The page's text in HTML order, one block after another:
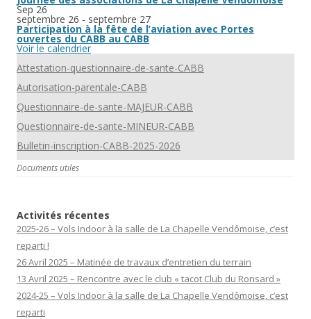
Sep26
septembre 26 - septembre 27
Participation à la fête de l’aviation avec Portes
ouvertes du CABB au CABB
Voir le calendrier
Attestation-questionnaire-de-sante-CABB
Autorisation-parentale-CABB
Questionnaire-de-sante-MAJEUR-CABB
Questionnaire-de-sante-MINEUR-CABB
Bulletin-inscription-CABB-2025-2026
Documents utiles
Activités récentes
2025-26 – Vols Indoor à la salle de La Chapelle Vendômoise, c’est
reparti !
26 Avril 2025 – Matinée de travaux d’entretien du terrain
13 Avril 2025 – Rencontre avec le club « tacot Club du Ronsard »
2024-25 – Vols Indoor à la salle de La Chapelle Vendômoise, c’est
reparti